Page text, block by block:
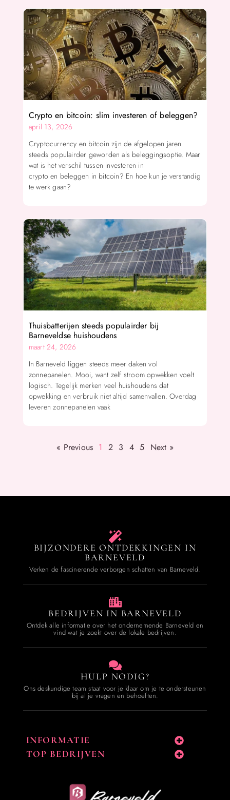
Crypto en bitcoin: slim investeren of beleggen?
april 13, 2026
Cryptocurrency en bitcoin zijn de afgelopen jaren
steeds populairder geworden als beleggingsoptie. Maar
wat is het verschil tussen investeren in
crypto en beleggen in bitcoin? En hoe kun je verstandig
te werk gaan?
Thuisbatterijen steeds populairder bij
Barneveldse huishoudens
maart 24, 2026
In Barneveld liggen steeds meer daken vol
zonnepanelen. Mooi, want zelf stroom opwekken voelt
logisch. Tegelijk merken veel huishoudens dat
opwekking en verbruik niet altijd samenvallen. Overdag
leveren zonnepanelen vaak
« Previous 1 2 3 4 5 Next »
BIJZONDERE ONTDEKKINGEN IN
BARNEVELD
Verken de fascinerende verborgen schatten van Barneveld.
BEDRIJVEN IN BARNEVELD
Ontdek alle informatie over het ondernemende Barneveld en
vind wat je zoekt over de lokale bedrijven.
HULP NODIG?
Ons deskundige team staat voor je klaar om je te ondersteunen
bij al je vragen en behoeften.
INFORMATIE
TOP BEDRIJVEN